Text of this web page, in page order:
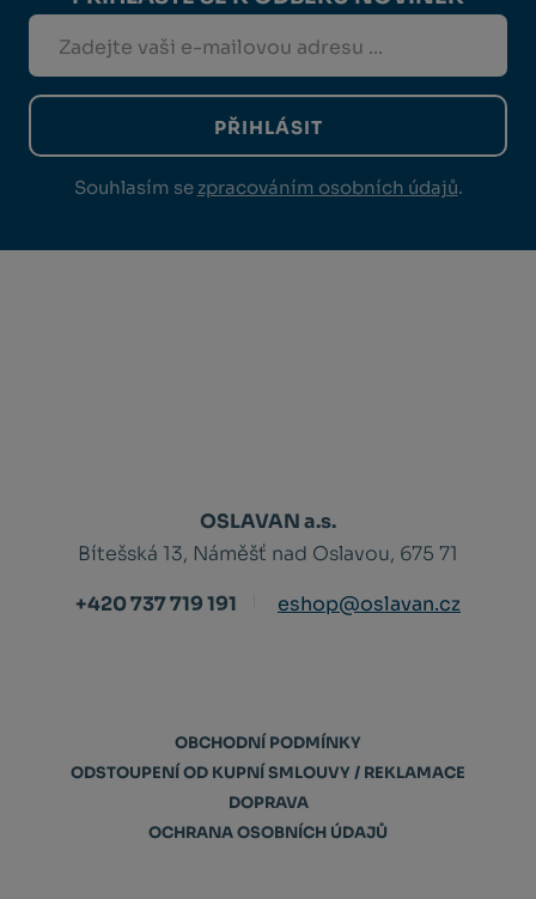
PŘIHLÁSIT
Souhlasím se zpracováním osobních údajů.
OSLAVAN a.s.
Bítešská 13, Náměšť nad Oslavou, 675 71
+420 737 719 191
eshop@oslavan.cz
OBCHODNÍ PODMÍNKY
ODSTOUPENÍ OD KUPNÍ SMLOUVY / REKLAMACE
DOPRAVA
OCHRANA OSOBNÍCH ÚDAJŮ